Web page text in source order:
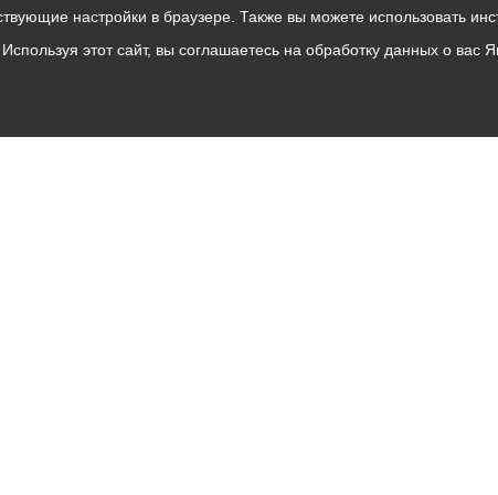
настройки в браузере. Также вы можете использовать
этот сайт, вы соглашаетесь на обработку данных о вас